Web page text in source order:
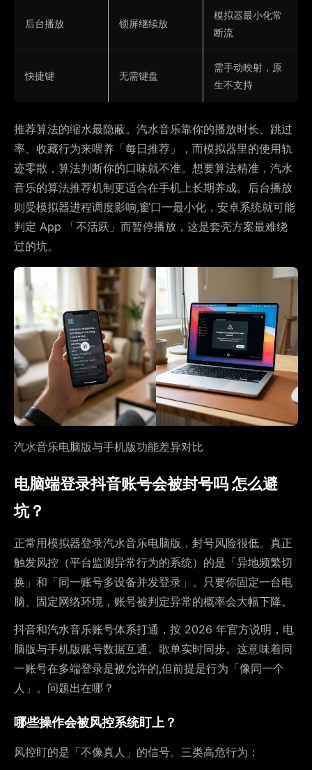
后台播放 锁屏继续放
模拟器最小化常
断流
快捷键 无需键盘
需手动映射，原
生不支持
推荐算法的缩水最隐蔽。汽水音乐靠你的播放时长、跳过
率、收藏行为来喂养「每日推荐」，而模拟器里的使用轨
迹零散，算法判断你的口味就不准。想要算法精准，汽水
音乐的算法推荐机制更适合在手机上长期养成。后台播放
则受模拟器进程调度影响,窗口一最小化，安卓系统就可能
判定 App 「不活跃」而暂停播放，这是套壳方案最难绕
过的坑。
汽水音乐电脑版与手机版功能差异对比
电脑端登录抖音账号会被封号吗 怎么避
坑？
正常用模拟器登录汽水音乐电脑版，封号风险很低。真正
触发风控（平台监测异常行为的系统）的是「异地频繁切
换」和「同一账号多设备并发登录」。只要你固定一台电
脑、固定网络环境，账号被判定异常的概率会大幅下降。
抖音和汽水音乐账号体系打通，按 2026 年官方说明，电
脑版与手机版账号数据互通、歌单实时同步。这意味着同
一账号在多端登录是被允许的,但前提是行为「像同一个
人」。问题出在哪？
哪些操作会被风控系统盯上？
风控盯的是「不像真人」的信号。三类高危行为：